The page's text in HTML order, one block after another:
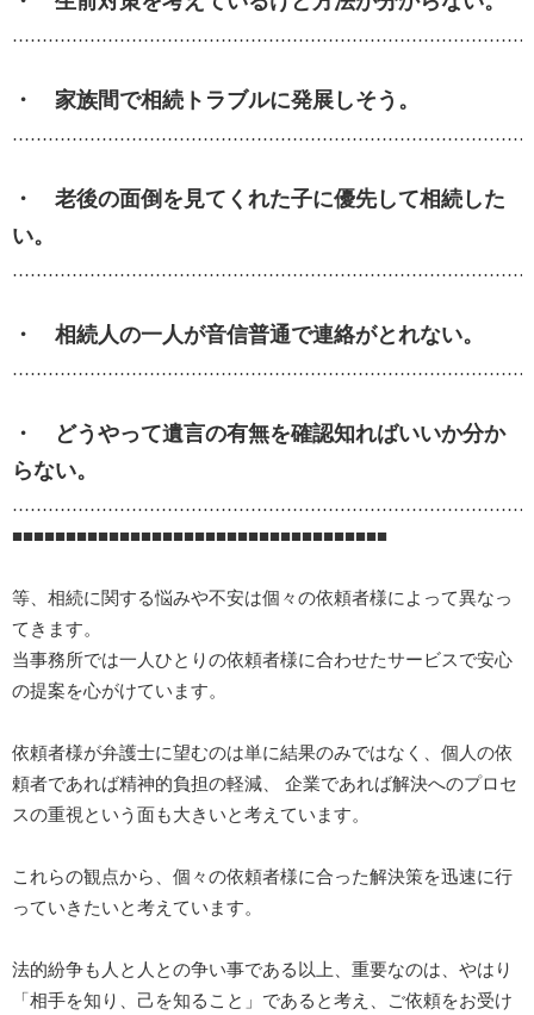
・ 家族間で相続トラブルに発展しそう。
・ 老後の面倒を見てくれた子に優先して相続した
い。
・ 相続人の一人が音信普通で連絡がとれない。
・ どうやって遺言の有無を確認知ればいいか分か
らない。
■■■■■■■■■■■■■■■■■■■■■■■■■■■■■■■■■■■
等、相続に関する悩みや不安は個々の依頼者様によって異なっ
てきます。
当事務所では一人ひとりの依頼者様に合わせたサービスで安心
の提案を心がけています。
依頼者様が弁護士に望むのは単に結果のみではなく、個人の依
頼者であれば精神的負担の軽減、 企業であれば解決へのプロセ
スの重視という面も大きいと考えています。
これらの観点から、個々の依頼者様に合った解決策を迅速に行
っていきたいと考えています。
法的紛争も人と人との争い事である以上、重要なのは、やはり
「相手を知り、己を知ること」であると考え、ご依頼をお受け